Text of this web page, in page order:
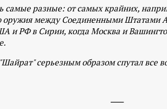
самые разные: от самых крайних,
между Соединенными Штатами
и РФ в Сирии, когда Москва и
серьезным образом спутал все